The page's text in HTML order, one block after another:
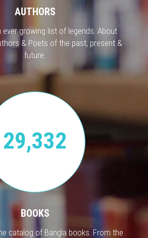
AUTHORS
growing list of legends. About
& Poets of the past, present &
future.
29,332
BOOKS
catalog of Bangla books. From the